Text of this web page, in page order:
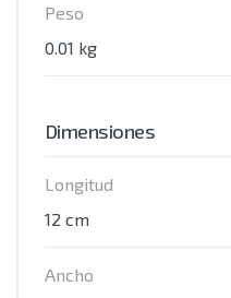
Peso
0.01 kg
Dimensiones
Longitud
12 cm
Ancho